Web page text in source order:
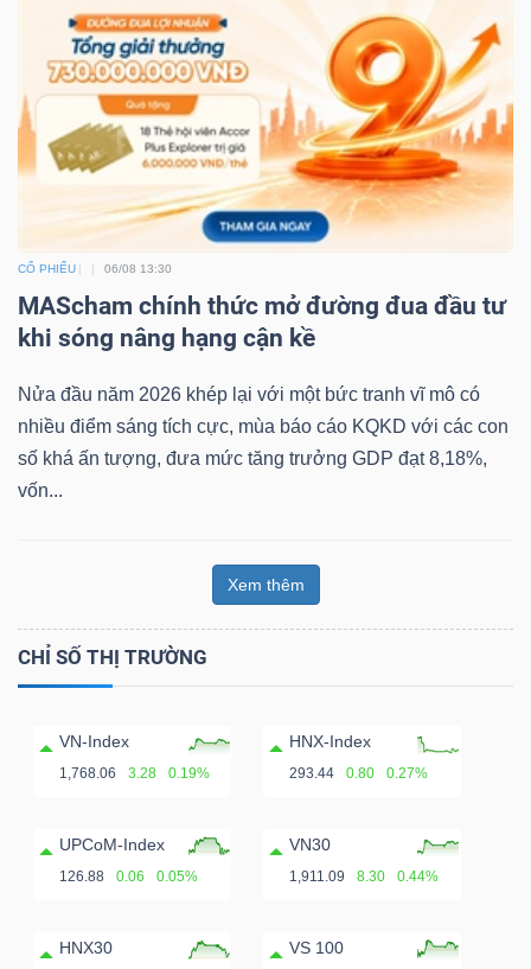
CỔ PHIẾU 06/08 13:30
MAScham chính thức mở đường đua đầu tư
khi sóng nâng hạng cận kề
Nửa đầu năm 2026 khép lại với một bức tranh vĩ mô có
nhiều điểm sáng tích cực, mùa báo cáo KQKD với các con
số khá ấn tượng, đưa mức tăng trưởng GDP đạt 8,18%,
vốn...
Xem thêm
CHỈ SỐ THỊ TRƯỜNG
VN-Index
1,768.06 3.28 0.19%
HNX-Index
293.44 0.80 0.27%
UPCoM-Index
126.88 0.06 0.05%
VN30
1,911.09 8.30 0.44%
HNX30 VS 100